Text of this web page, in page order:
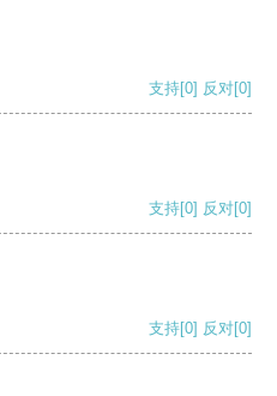
支持[0] 反对[0]
支持[0] 反对[0]
支持[0] 反对[0]